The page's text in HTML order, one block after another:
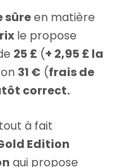
sûreen matière
le propose
25 £ (+ 2,95 £ la
31 € (frais de
correct.
à fait
Edition
qui propose